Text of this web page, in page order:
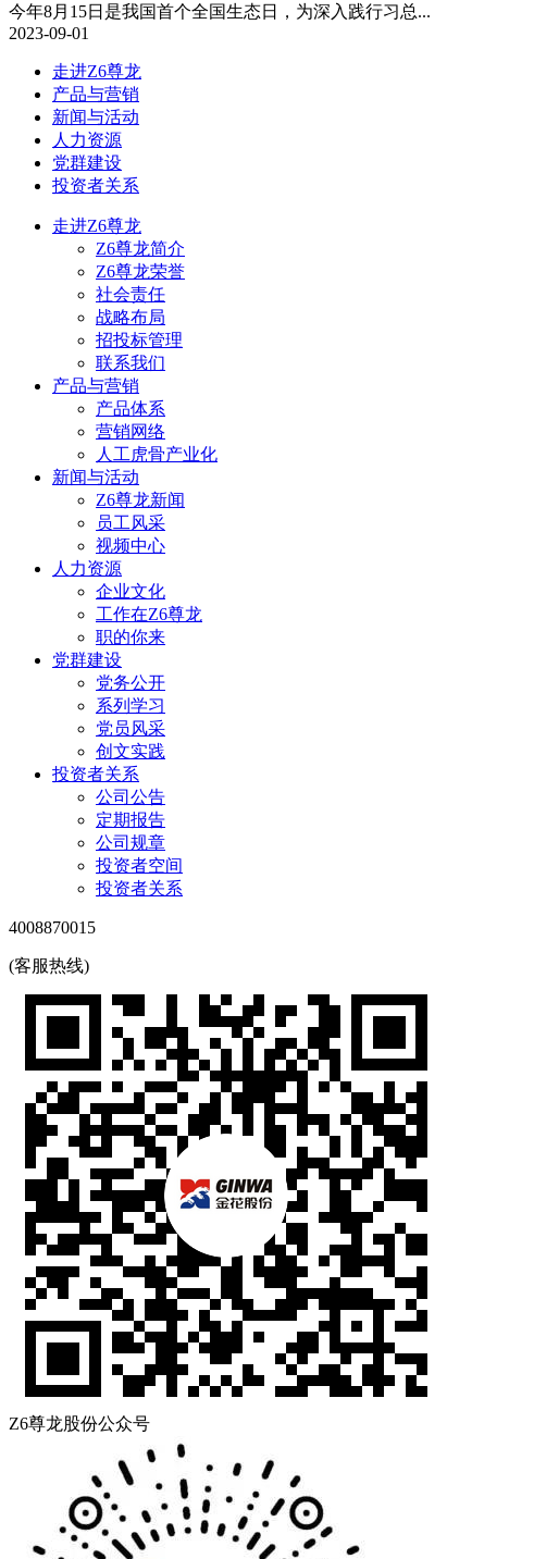
今年8月15日是我国首个全国生态日，为深入践行习总...
2023-09-01
走进Z6尊龙
产品与营销
新闻与活动
人力资源
党群建设
投资者关系
走进Z6尊龙
Z6尊龙简介
Z6尊龙荣誉
社会责任
战略布局
招投标管理
联系我们
产品与营销
产品体系
营销网络
人工虎骨产业化
新闻与活动
Z6尊龙新闻
员工风采
视频中心
人力资源
企业文化
工作在Z6尊龙
职的你来
党群建设
党务公开
系列学习
党员风采
创文实践
投资者关系
公司公告
定期报告
公司规章
投资者空间
投资者关系
4008870015
(客服热线)
Z6尊龙股份公众号